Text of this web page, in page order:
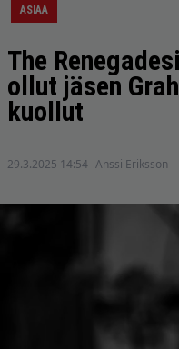
ASIAA
The
ollut jäsen
kuollut
29.3.2025 14:54 Anssi Eriksson